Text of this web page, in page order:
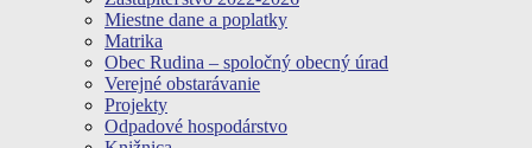
Miestne dane a poplatky
Matrika
Obec Rudina – spoločný obecný úrad
Verejné obstarávanie
Projekty
Odpadové hospodárstvo